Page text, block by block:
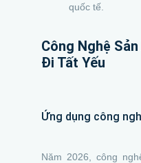
quốc tế.
Công Nghệ
Đi Tất Yếu
Ứng dụng công
Năm 2026, công